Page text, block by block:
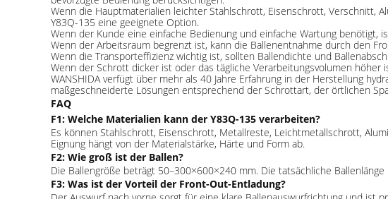
Wenn die Hauptmaterialien leichter Stahlschrott, Eisenschrott, Verschnitt,
Y83Q-135 eine geeignete Option.
Wenn der Kunde eine einfache Bedienung und einfache Wartung benötigt,
Wenn der Arbeitsraum begrenzt ist, kann die Ballenentnahme durch den
Wenn die Transporteffizienz wichtig ist, sollten Ballendichte und
Wenn der Schrott dicker ist oder das tägliche Verarbeitungsvolumen
WANSHIDA verfügt über mehr als 40 Jahre Erfahrung in der Herstellung
maßgeschneiderte Lösungen entsprechend der Schrottart, der örtlichen
FAQ
F1: Welche Materialien kann der Y83Q-135 verarbeiten?
Es können Stahlschrott, Eisenschrott, Metallreste, Leichtmetallschrott,
Eignung hängt von der Materialstärke, Härte und Form ab.
F2: Wie groß ist der Ballen?
Die Ballengröße beträgt 50–300×600×240 mm. Die tatsächliche
F3: Was ist der Vorteil der Front-Out-Entladung?